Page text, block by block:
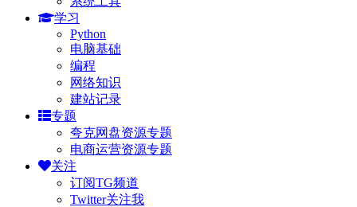
学习
Python
电脑基础
编程
网络知识
建站记录
专题
夸克网盘资源专题
电商运营资源专题
关注
订阅TG频道
Twitter关注我